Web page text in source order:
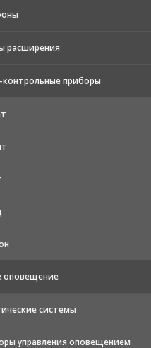
расширения
приборы
оповещение
системы
управления оповещением